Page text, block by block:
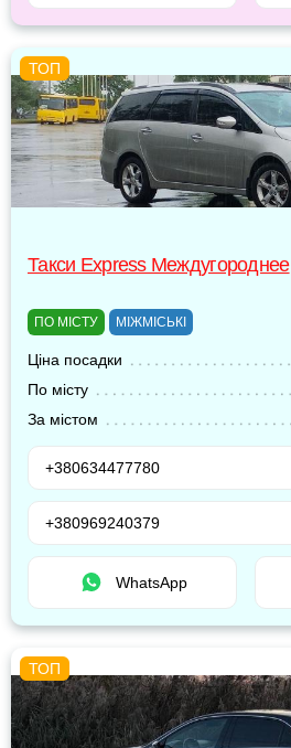
Такси Express Междугороднее
ПО МІСТУ МІЖМІСЬКІ
Ціна посадки
По місту
За містом
+380634477780
+380969240379
WhatsApp